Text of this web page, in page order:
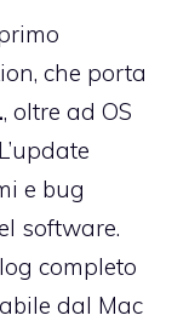
che porta
, oltre ad OS
e bug
software.
completo
dal Mac